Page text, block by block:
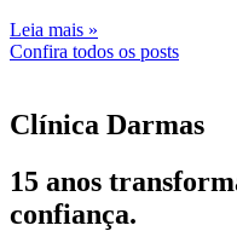
Leia mais »
Confira todos os posts
Clínica Darmas
15 anos
confiança.